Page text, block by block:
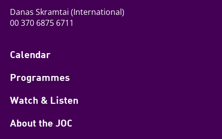
Danas Skramtai (International)
00 370 6875 6711
Calendar
Programmes
Watch & Listen
About the JOC